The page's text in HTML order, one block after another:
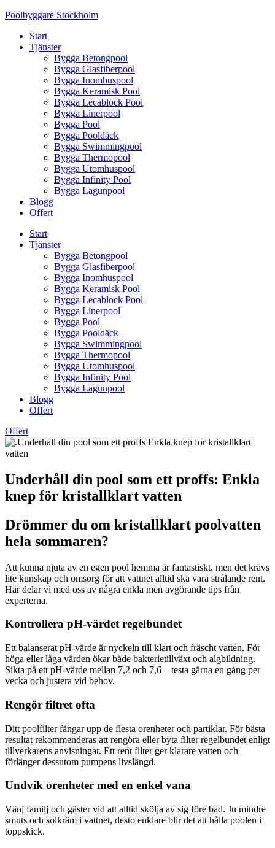
Skip
content
Poolbyggare Stockholm
Start
Tjänster
Bygga Betongpool
Bygga Glasfiberpool
Bygga Inomhuspool
Bygga Keramisk Pool
Bygga Lecablock Pool
Bygga Linerpool
Bygga Pool
Bygga Pooldäck
Bygga Swimmingpool
Bygga Thermopool
Bygga Utomhuspool
Bygga Infinity Pool
Bygga Lagunpool
Blogg
Offert
Start
Tjänster
Bygga Betongpool
Bygga Glasfiberpool
Bygga Inomhuspool
Bygga Keramisk Pool
Bygga Lecablock Pool
Bygga Linerpool
Bygga Pool
Bygga Pooldäck
Bygga Swimmingpool
Bygga Thermopool
Bygga Utomhuspool
Bygga Infinity Pool
Bygga Lagunpool
Blogg
Offert
Offert
Underhåll din pool som ett proffs: Enkla
knep för kristallklart vatten
Drömmer du om kristallklart poolvatten
hela sommaren?
Att kunna njuta av en egen pool hemma är fantastiskt, men det krävs
lite kunskap och omsorg för att vattnet alltid ska vara strålande rent.
Här delar vi med oss av några enkla men avgörande tips från
experterna.
Kontrollera pH-värdet regelbundet
Ett balanserat pH-värde är nyckeln till klart och fräscht vatten. För
höga eller låga värden ökar både bakterietillväxt och algbildning.
Sikta på ett pH-värde mellan 7,2 och 7,6 – testa gärna en gång per
vecka och justera vid behov.
Rengör filtret ofta
Ditt poolfilter fångar upp de flesta orenheter och partiklar. För bästa
resultat rekommenderas att rengöra eller byta filter regelbundet enligt
tillverkarens anvisningar. Ett rent filter ger klarare vatten och
förlänger dessutom pumpens livslängd.
Undvik orenheter med en enkel vana
Vänj familj och gäster vid att alltid skölja av sig före bad. Ju mindre
smuts och solkräm i vattnet, desto enklare blir det att hålla poolen i
toppskick.